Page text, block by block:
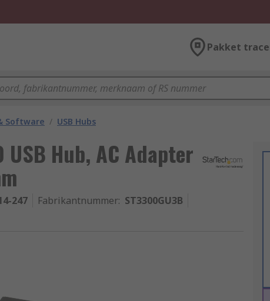
Pakket
Software / USB Hubs
Hub, AC Adapter
247 Fabrikantnummer: ST3300GU3B